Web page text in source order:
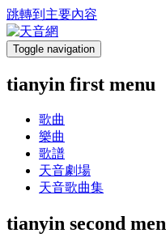
跳轉到主要內容
Toggle navigation
tianyin first menu
歌曲
樂曲
歌譜
天音劇場
天音歌曲集
tianyin second